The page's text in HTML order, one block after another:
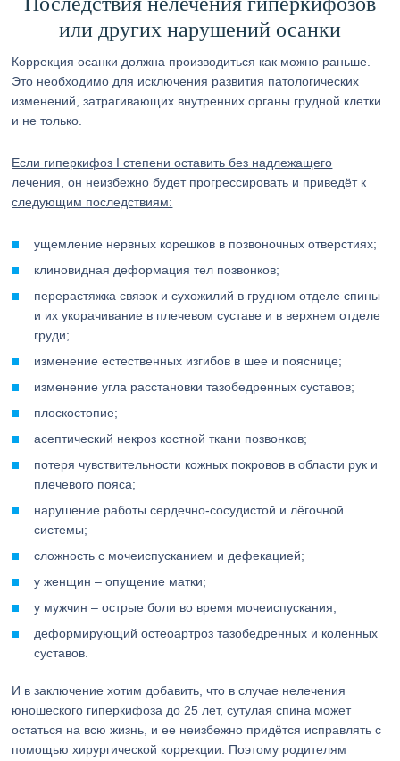
или других нарушений осанки
Коррекция осанки должна производиться как можно раньше.
Это необходимо для исключения развития патологических
изменений, затрагивающих внутренних органы грудной клетки
и не только.
Если гиперкифоз I степени оставить без надлежащего
лечения, он неизбежно будет прогрессировать и приведёт к
следующим последствиям:
ущемление нервных корешков в позвоночных отверстиях;
клиновидная деформация тел позвонков;
перерастяжка связок и сухожилий в грудном отделе спины
и их укорачивание в плечевом суставе и в верхнем отделе
груди;
изменение естественных изгибов в шее и пояснице;
изменение угла расстановки тазобедренных суставов;
плоскостопие;
асептический некроз костной ткани позвонков;
потеря чувствительности кожных покровов в области рук и
плечевого пояса;
нарушение работы сердечно-сосудистой и лёгочной
системы;
сложность с мочеиспусканием и дефекацией;
у женщин – опущение матки;
у мужчин – острые боли во время мочеиспускания;
деформирующий остеоартроз тазобедренных и коленных
суставов.
И в заключение хотим добавить, что в случае нелечения
юношеского гиперкифоза до 25 лет, сутулая спина может
остаться на всю жизнь, и ее неизбежно придётся исправлять с
помощью хирургической коррекции. Поэтому родителям